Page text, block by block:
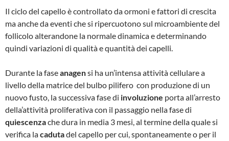
Il ciclo del capello è controllato da ormoni e fattori di crescita
ma anche da eventi che si ripercuotono sul microambiente del
follicolo alterandone la normale dinamica e determinando
quindi variazioni di qualità e quantità dei capelli.
Durante la faseanagensi ha un’intensa attività cellulare a
livello della matrice del bulbo pilifero con produzione di un
nuovo fusto, la successiva fase di involuzione porta all’arresto
della’attività proliferativa con il passaggio nella fase di
quiescenzache dura in media 3 mesi, al termine della quale si
verifica lacadutadel capello per cui, spontaneamente o per il